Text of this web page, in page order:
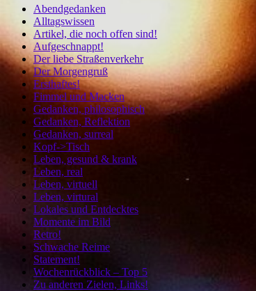
Abendgedanken
Alltagswissen
Artikel, die noch offen sind!
Aufgeschnappt!
Der liebe Straßenverkehr
Der Morgengruß
Ersthaftes!
Fimmel und Macken
Gedanken, philosophisch
Gedanken, Reflektion
Gedanken, surreal
Kopf->Tisch
Leben, gesund & krank
Leben, real
Leben, virtuell
Leben, virtural
Lokales und Entdecktes
Momente im Bild
Retro!
Schwache Reime
Statement!
Wochenrückblick – Top 5
Zu anderen Zielen, Links!